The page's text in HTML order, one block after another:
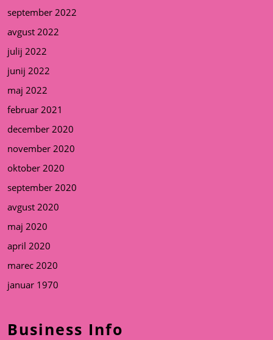
september 2022
avgust 2022
julij 2022
junij 2022
maj 2022
februar 2021
december 2020
november 2020
oktober 2020
september 2020
avgust 2020
maj 2020
april 2020
marec 2020
januar 1970
Business Info